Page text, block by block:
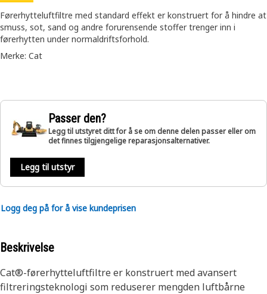
Førerhytteluftfiltre med standard effekt er konstruert for å hindre at
smuss, sot, sand og andre forurensende stoffer trenger inn i
førerhytten under normaldriftsforhold.
Merke: Cat
Passer den?
Legg til utstyret ditt for å se om denne delen passer eller om
det finnes tilgjengelige reparasjonsalternativer.
Legg til utstyr
Logg deg på for å vise kundeprisen
Beskrivelse
Cat®-førerhytteluftfiltre er konstruert med avansert
filtreringsteknologi som reduserer mengden luftbårne